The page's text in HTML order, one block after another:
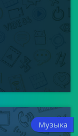
Музыка